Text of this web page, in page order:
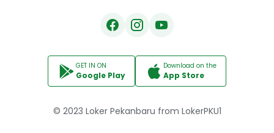
GET IN ON
Google Play
Download on the
App Store
© 2023 Loker Pekanbaru from LokerPKU1